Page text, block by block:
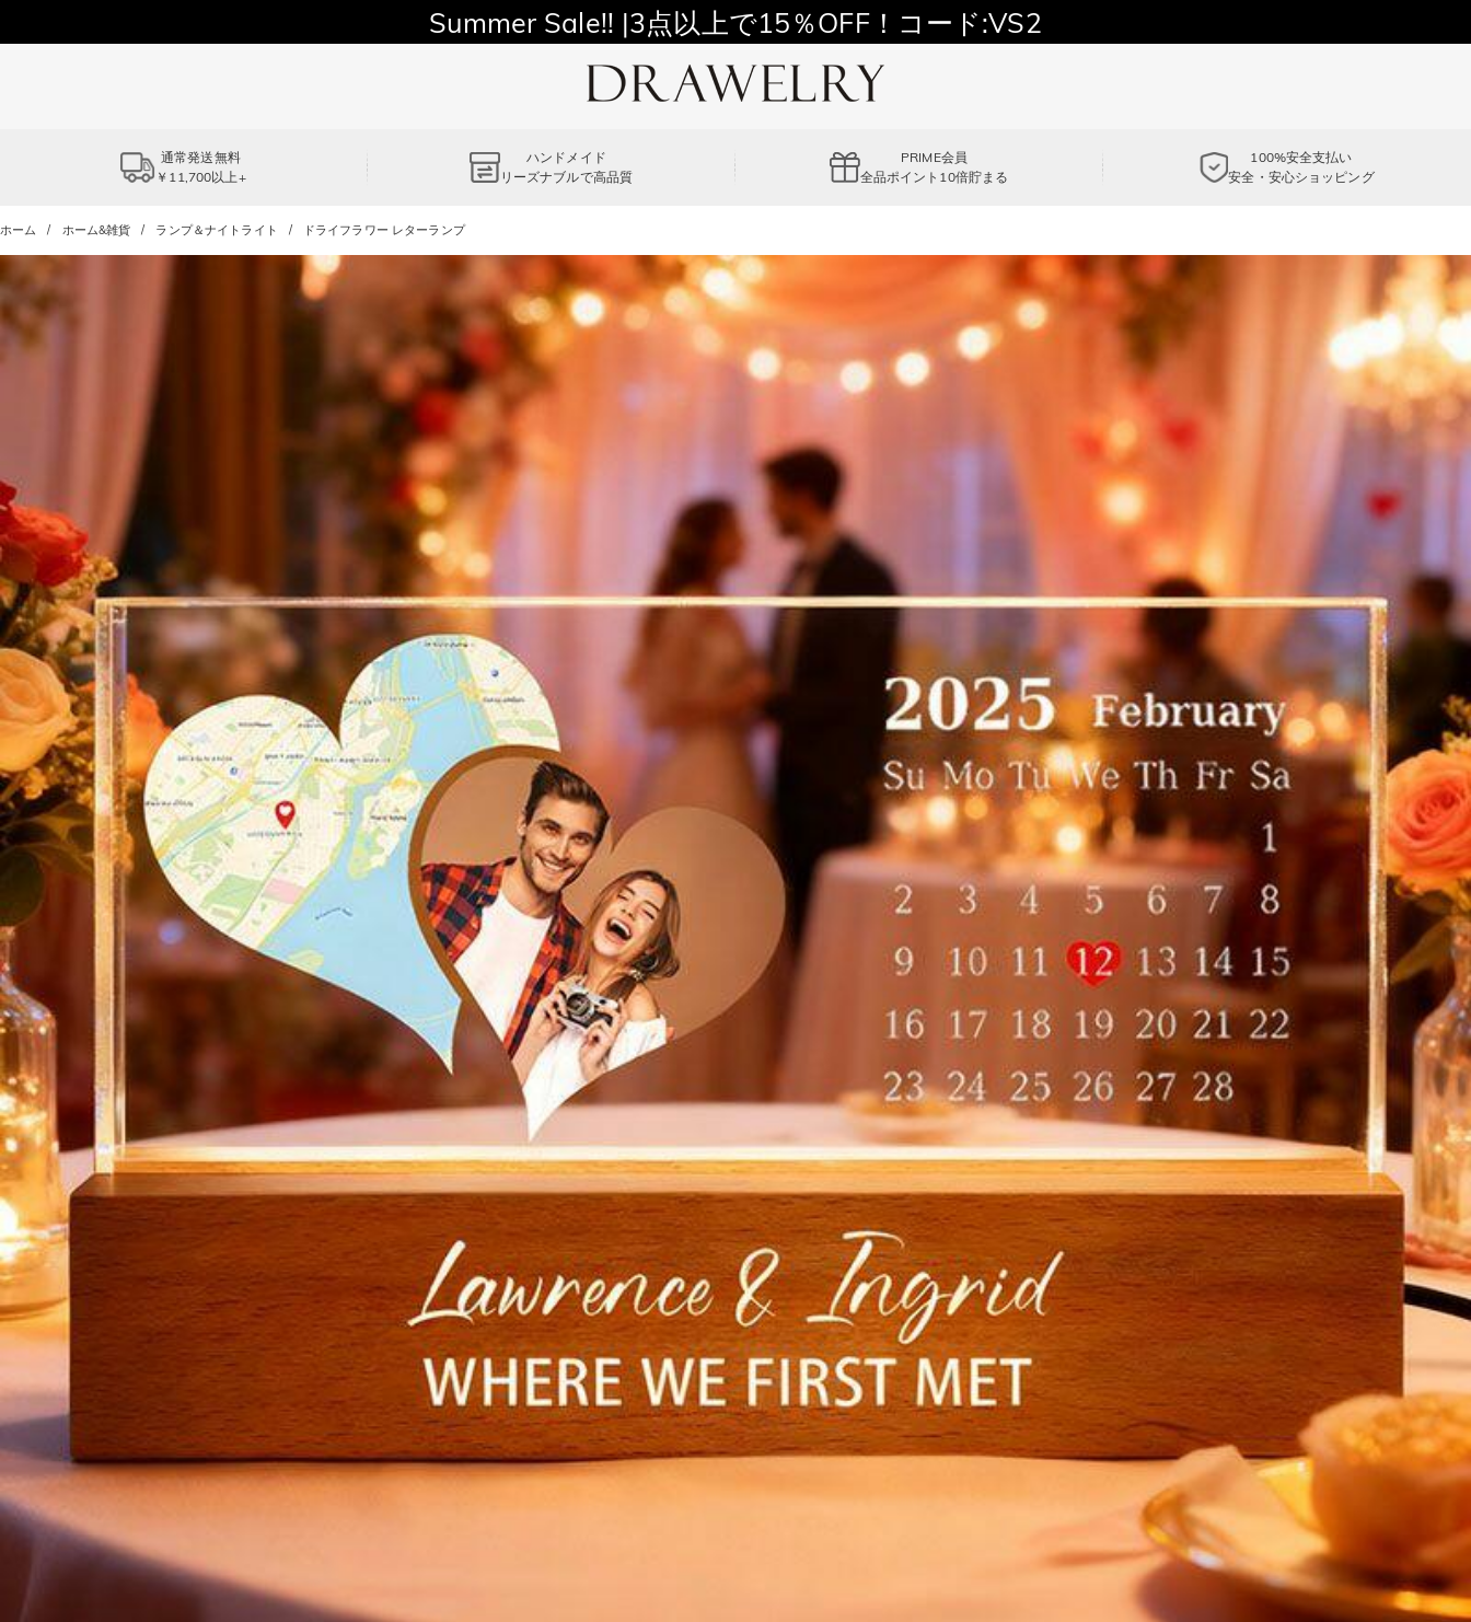
11,700円以上通常配送無料！
Summer Sale!! |3点以上で15％OFF！コード:VS2
通常発送無料
￥11,700以上+
ハンドメイド
リーズナブルで高品質
PRIME会員
全品ポイント10倍貯まる
100%安全支払い
安全・安心ショッピング
ホーム ホーム&雑貨 ランプ＆ナイトライト ドライフラワー レターランプ